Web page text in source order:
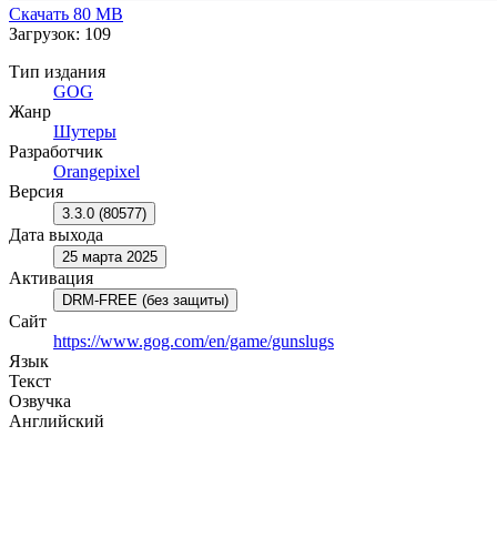
Скачать 80 MB
Загрузок: 109
Тип издания
GOG
Жанр
Шутеры
Разработчик
Orangepixel
Версия
3.3.0 (80577)
Дата выхода
25 марта 2025
Активация
DRM-FREE (без защиты)
Сайт
https://www.gog.com/en/game/gunslugs
Язык
Текст
Озвучка
Английский